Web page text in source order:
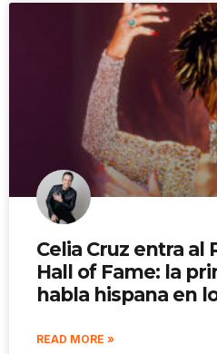
Celia Cruz entra al
Hall of Fame: la
habla hispana en
READ MORE »